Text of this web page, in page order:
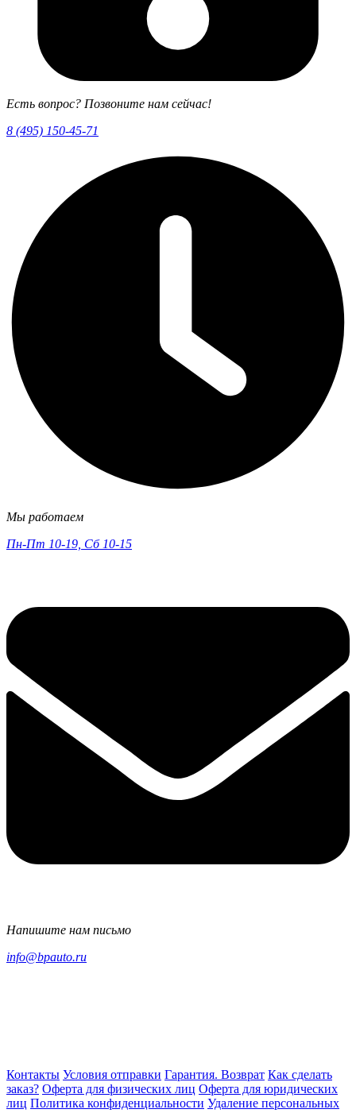
Есть вопрос? Позвоните нам сейчас!
8 (495) 150-45-71
Мы работаем
Пн-Пт 10-19, Сб 10-15
Напишите нам письмо
info@bpauto.ru
Контакты Условия отправки Гарантия. Возврат Как сделать
заказ? Оферта для физических лиц Оферта для юридических
лиц Политика конфиденциальности Удаление персональных